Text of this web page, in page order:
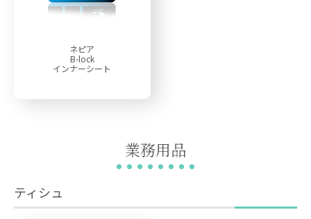
ネピア
B-lock
インナーシート
業務用品
ティシュ